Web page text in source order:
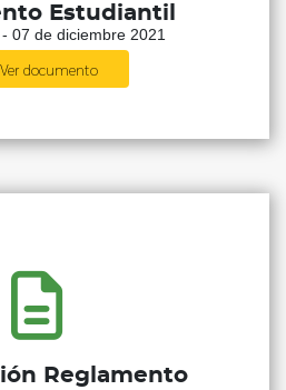
Estudiantil
07 de diciembre 2021
Ver documento
Reglamento